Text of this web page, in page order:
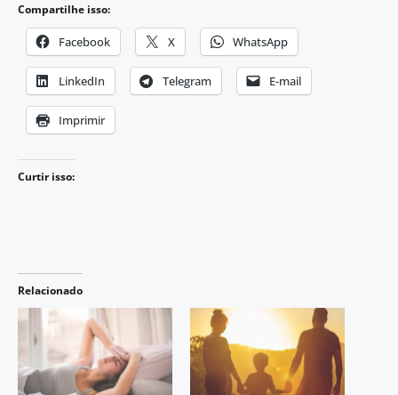
Compartilhe isso:
Facebook X WhatsApp
LinkedIn Telegram E-mail
Imprimir
Curtir isso:
Relacionado